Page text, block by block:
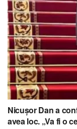
Nicușor Dan a
avea loc. „Va fi o